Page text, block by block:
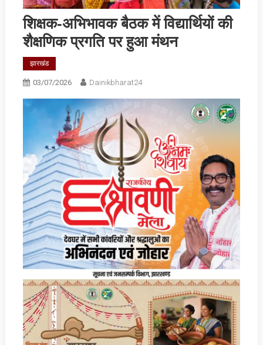
शिक्षक-अभिभावक बैठक में विद्यार्थियों की
शैक्षणिक प्रगति पर हुआ मंथन
झारखंड
03/07/2026 Dainikbharat24